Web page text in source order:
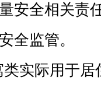
安全相关责
全监管。
实际用于